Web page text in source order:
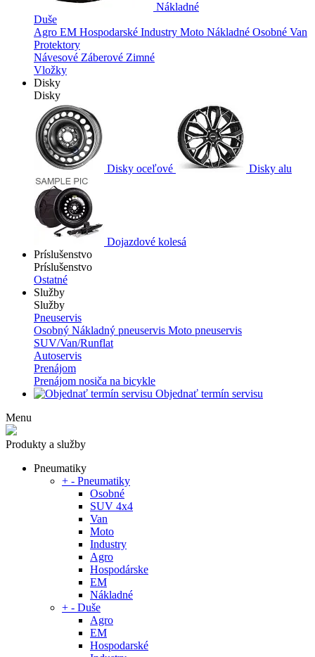
Nákladné
Duše
Agro EM Hospodarské Industry Moto Nákladné Osobné Van
Protektory
Návesové Záberové Zimné
Vložky
Disky
Disky
Disky oceľové Disky alu
Dojazdové kolesá
Príslušenstvo
Príslušenstvo
Ostatné
Služby
Služby
Pneuservis
Osobný Nákladný pneuservis Moto pneuservis
SUV/Van/Runflat
Autoservis
Prenájom
Prenájom nosiča na bicykle
Objednať termín servisu
Menu
Produkty a služby
Pneumatiky
+ - Pneumatiky
Osobné
SUV 4x4
Van
Moto
Industry
Agro
Hospodárske
EM
Nákladné
+ - Duše
Agro
EM
Hospodarské